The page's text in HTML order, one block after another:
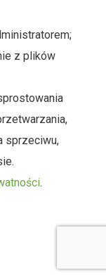
z plików
sprzeciwu,
.